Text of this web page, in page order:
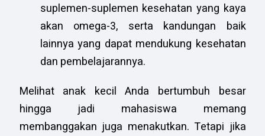
suplemen-suplemen kesehatan yang kaya
akan omega-3, serta kandungan baik
lainnya yang dapat mendukung kesehatan
dan pembelajarannya.
Melihat anak kecil Anda bertumbuh besar
hingga jadi mahasiswa memang
membanggakan juga menakutkan. Tetapi jika